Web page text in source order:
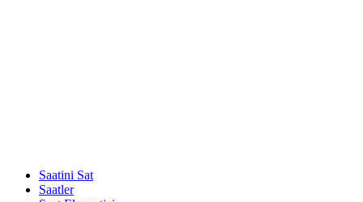
Saatini Sat
Saatler